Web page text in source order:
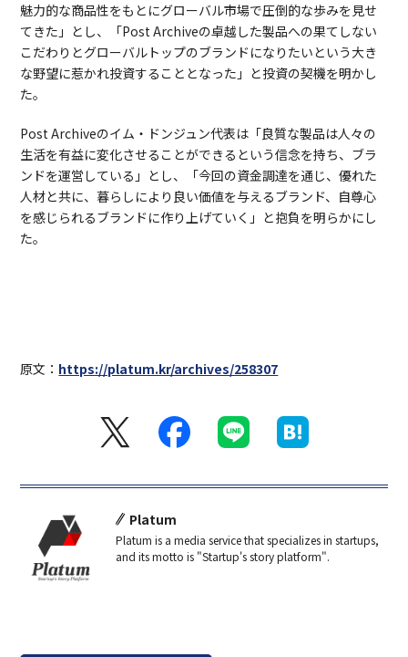
魅力的な商品性をもとにグローバル市場で圧倒的な歩みを見せ
てきた」とし、「Post Archiveの卓越した製品への果てしない
こだわりとグローバルトップのブランドになりたいという大き
な野望に惹かれ投資することとなった」と投資の契機を明かし
た。
Post Archiveのイム・ドンジュン代表は「良質な製品は人々の
生活を有益に変化させることができるという信念を持ち、ブラ
ンドを運営している」とし、「今回の資金調達を通じ、優れた
人材と共に、暮らしにより良い価値を与えるブランド、自尊心
を感じられるブランドに作り上げていく」と抱負を明らかにし
た。
原文： https://platum.kr/archives/258307
Platum
Platum is a media service that specializes in startups,
and its motto is "Startup's story platform".